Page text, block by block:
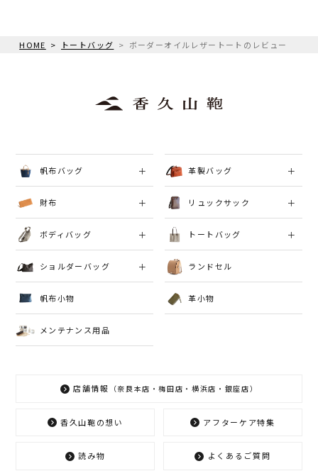
HOME トートバッグ ボーダーオイルレザートートのレビュー
帆布バッグ 革製バッグ
財布 リュックサック
ボディバッグ トートバッグ
ショルダーバッグ ランドセル
帆布小物
メンテナンス用品
革小物
店舗情報 （奈良本店・梅田店・横浜店・銀座店）
香久山鞄の想い アフターケア特集
読み物 よくあるご質問